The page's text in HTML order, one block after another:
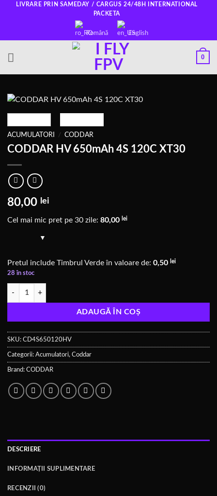
LIVRARE PRIN SAMEDAY / CARGUS 24/48H INTERNATIONAL
PACKETA
Română English
0
ACUMULATORI / CODDAR
CODDAR HV 650mAh 4S 120C XT30
80,00 lei
Cel mai mic pret pe 30 zile: 80,00 lei
Pretul include Timbrul Verde în valoare de: 0,50 lei
28 în stoc
Cantitate CODDAR HV 650mAh 4S 120C XT30
ADAUGĂ ÎN COȘ
SKU: CD4S650120HV
Categorii: Acumulatori, Coddar
Brand: CODDAR
DESCRIERE
INFORMAȚII SUPLIMENTARE
RECENZII (0)